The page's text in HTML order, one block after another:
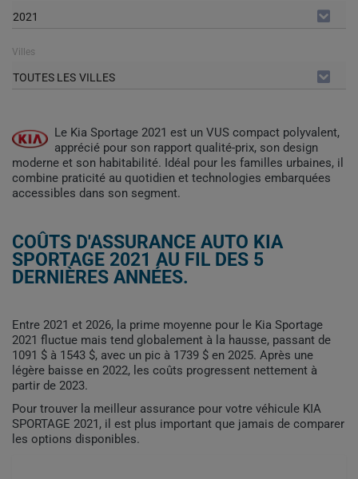
2021
Villes
TOUTES LES VILLES
Le Kia Sportage 2021 est un VUS compact polyvalent,
apprécié pour son rapport qualité-prix, son design
moderne et son habitabilité. Idéal pour les familles urbaines, il
combine praticité au quotidien et technologies embarquées
accessibles dans son segment.
COÛTS D'ASSURANCE AUTO KIA
SPORTAGE 2021 AU FIL DES 5
DERNIÈRES ANNÉES.
Entre 2021 et 2026, la prime moyenne pour le Kia Sportage
2021 fluctue mais tend globalement à la hausse, passant de
1091 $ à 1543 $, avec un pic à 1739 $ en 2025. Après une
légère baisse en 2022, les coûts progressent nettement à
partir de 2023.
Pour trouver la meilleur assurance pour votre véhicule KIA
SPORTAGE 2021, il est plus important que jamais de comparer
les options disponibles.